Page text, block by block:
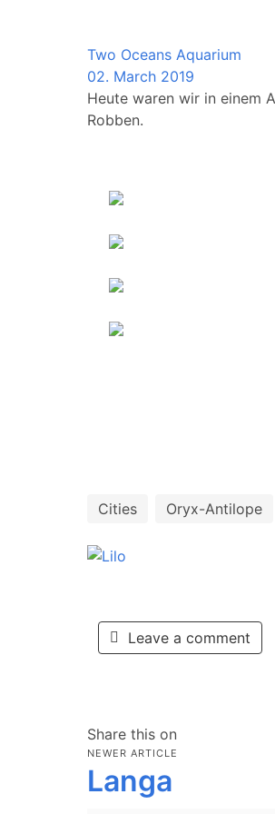
Two Oceans Aquarium
02. March 2019
Heute waren wir in einem
Robben.
Cities Oryx-Antilope
Leave a comment
Share this on
NEWER ARTICLE
Langa